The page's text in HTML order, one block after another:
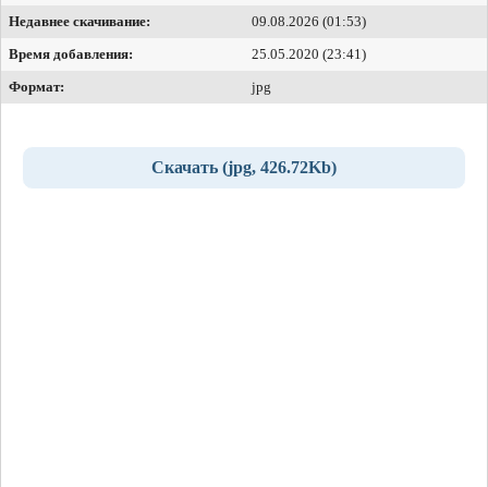
Недавнее скачивание:
09.08.2026 (01:53)
Время добавления:
25.05.2020 (23:41)
Формат:
jpg
Скачать (jpg, 426.72Kb)